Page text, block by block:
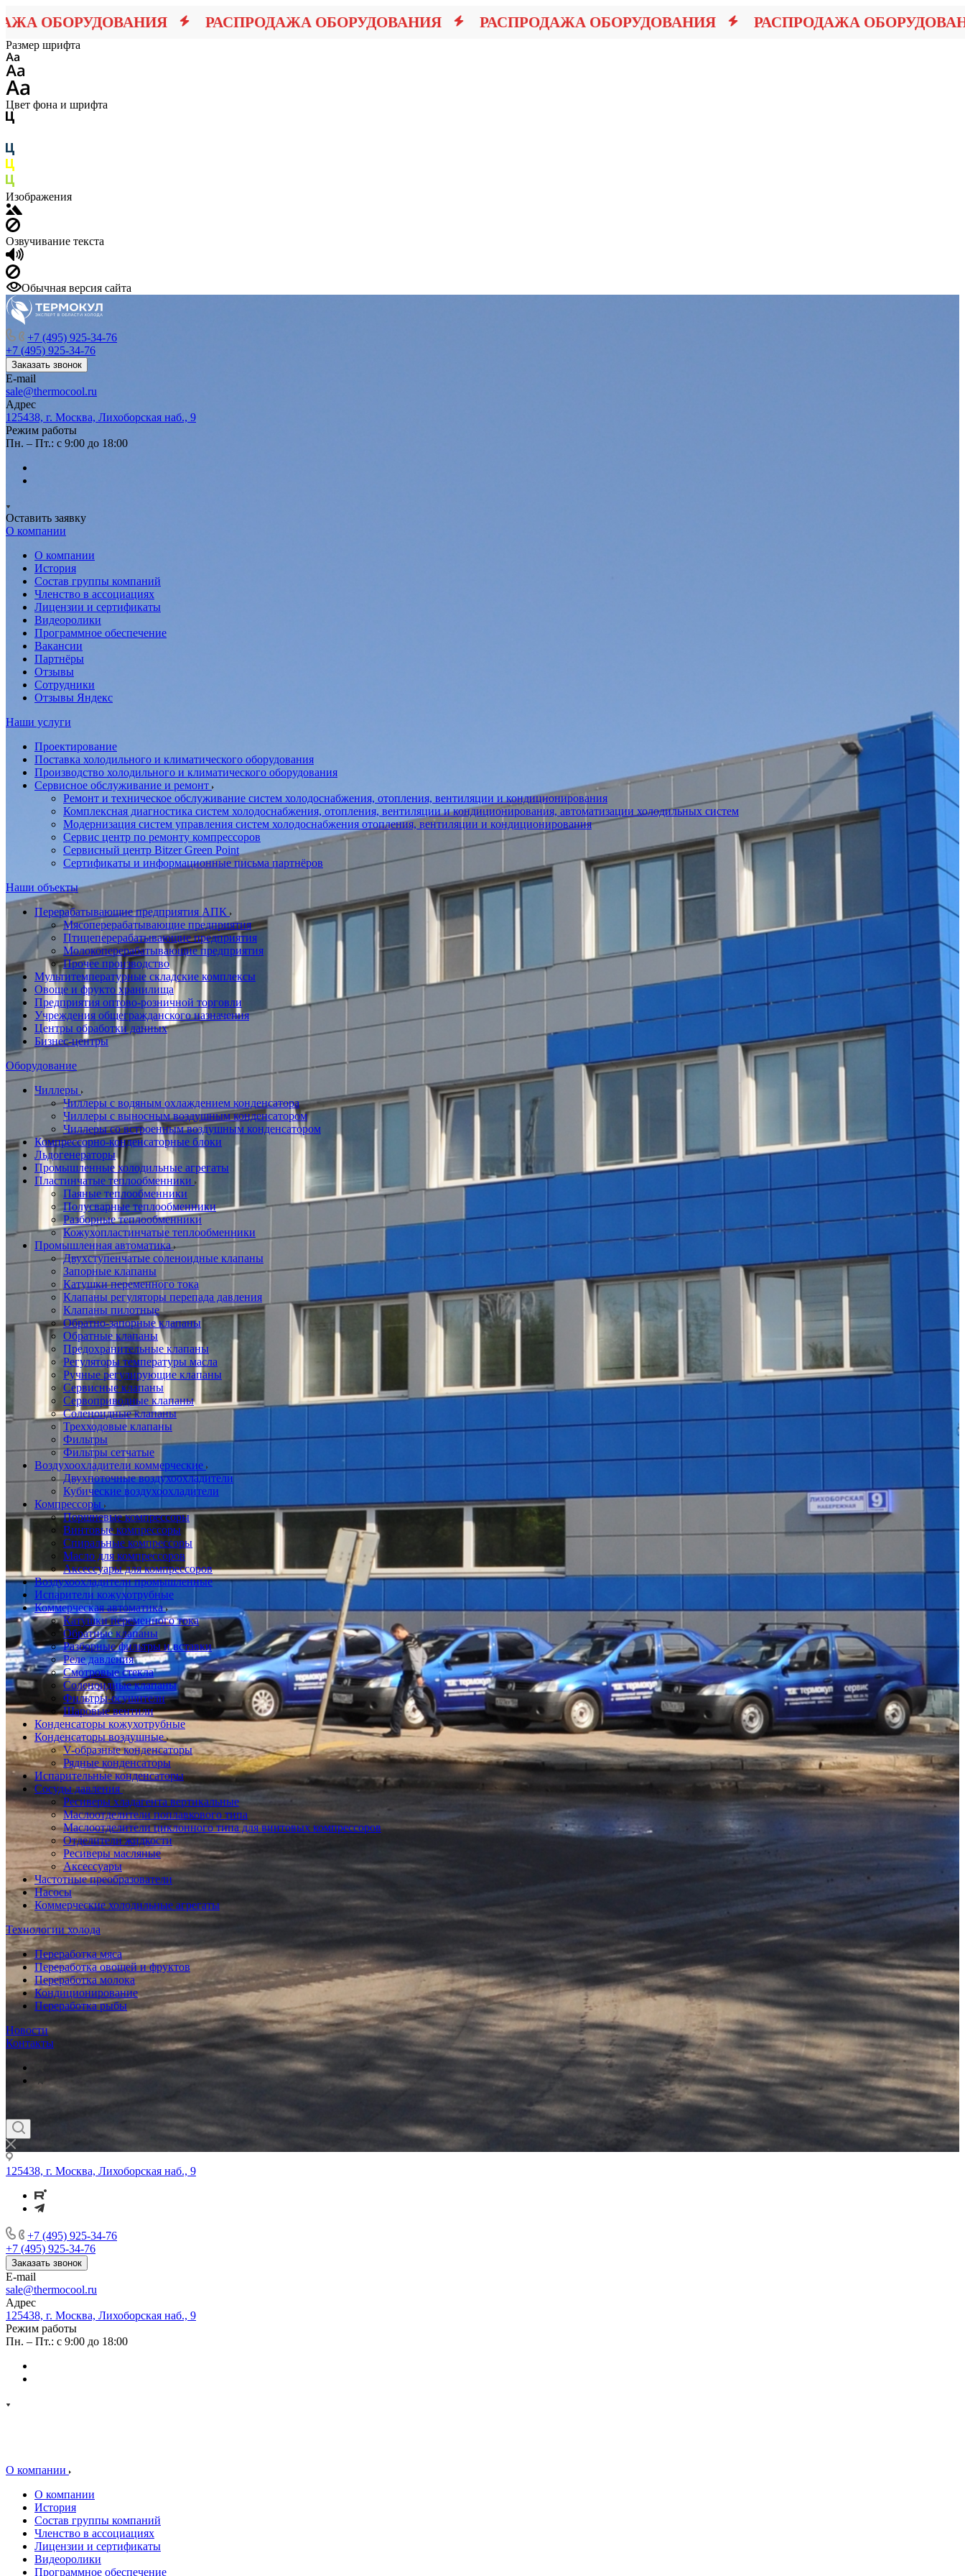
РАСПРОДАЖА ОБОРУДОВАНИЯ РАСПРОДАЖА ОБОРУДОВАНИЯ РАСПРОДАЖА ОБОРУДОВАНИЯ
Размер шрифта
Цвет фона и шрифта
Изображения
Озвучивание текста
Обычная версия сайта
+7 (495) 925-34-76
+7 (495) 925-34-76
Заказать звонок
E-mail
sale@thermocool.ru
Адрес
125438, г. Москва, Лихоборская наб., 9
Режим работы
Пн. – Пт.: с 9:00 до 18:00
Оставить заявку
О компании
О компании
История
Состав группы компаний
Членство в ассоциациях
Лицензии и сертификаты
Видеоролики
Программное обеспечение
Вакансии
Партнёры
Отзывы
Сотрудники
Отзывы Яндекс
Наши услуги
Проектирование
Поставка холодильного и климатического оборудования
Производство холодильного и климатического оборудования
Сервисное обслуживание и ремонт
Ремонт и техническое обслуживание систем холодоснабжения, отопления, вентиляции и кондиционирования
Комплексная диагностика систем холодоснабжения, отопления, вентиляции и кондиционирования, автоматизации холодильных систем
Модернизация систем управления систем холодоснабжения отопления, вентиляции и кондиционирования
Сервис центр по ремонту компрессоров
Сервисный центр Bitzer Green Point
Сертификаты и информационные письма партнёров
Наши объекты
Перерабатывающие предприятия АПК
Мясоперерабатывающие предприятия
Птицеперерабатывающие предприятия
Молокоперерабатывающие предприятия
Прочее производство
Мультитемпературные складские комплексы
Овоще и фрукто хранилища
Предприятия оптово-розничной торговли
Учреждения общегражданского назначения
Центры обработки данных
Бизнес-центры
Оборудование
Чиллеры
Чиллеры с водяным охлаждением конденсатора
Чиллеры с выносным воздушным конденсатором
Чиллеры со встроенным воздушным конденсатором
Компрессорно-конденсаторные блоки
Льдогенераторы
Промышленные холодильные агрегаты
Пластинчатые теплообменники
Паяные теплообменники
Полусварные теплообменники
Разборные теплообменники
Кожухопластинчатые теплообменники
Промышленная автоматика
Двухступенчатые соленоидные клапаны
Запорные клапаны
Катушки переменного тока
Клапаны регуляторы перепада давления
Клапаны пилотные
Обратно-запорные клапаны
Обратные клапаны
Предохранительные клапаны
Регуляторы температуры масла
Ручные регулирующие клапаны
Сервисные клапаны
Сервоприводные клапаны
Соленоидные клапаны
Трехходовые клапаны
Фильтры
Фильтры сетчатые
Воздухоохладители коммерческие
Двухпоточные воздухоохладители
Кубические воздухоохладители
Компрессоры
Поршневые компрессоры
Винтовые компрессоры
Спиральные компрессоры
Масло для компрессоров
Аксессуары для компрессоров
Воздухоохладители промышленные
Испарители кожухотрубные
Коммерческая автоматика
Катушки переменного тока
Обратные клапаны
Разборные фильтры и вставки
Реле давления
Смотровые стекла
Соленоидные клапаны
Фильтры-осушители
Шаровые вентили
Конденсаторы кожухотрубные
Конденсаторы воздушные
V-образные конденсаторы
Рядные конденсаторы
Испарительные конденсаторы
Сосуды давления
Ресиверы хладагента вертикальные
Маслоотделители поплавкового типа
Маслоотделители циклонного типа для винтовых компрессоров
Отделители жидкости
Ресиверы масляные
Аксессуары
Частотные преобразователи
Насосы
Коммерческие холодильные агрегаты
Технологии холода
Переработка мяса
Переработка овощей и фруктов
Переработка молока
Кондиционирование
Переработка рыбы
Новости
Контакты
125438, г. Москва, Лихоборская наб., 9
+7 (495) 925-34-76
+7 (495) 925-34-76
Заказать звонок
E-mail
sale@thermocool.ru
Адрес
125438, г. Москва, Лихоборская наб., 9
Режим работы
Пн. – Пт.: с 9:00 до 18:00
О компании
О компании
История
Состав группы компаний
Членство в ассоциациях
Лицензии и сертификаты
Видеоролики
Программное обеспечение